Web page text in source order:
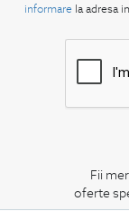
informare la adresa
Fii
oferte